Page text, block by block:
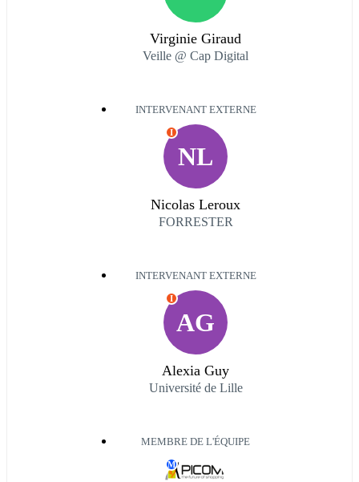
Virginie Giraud
Veille @ Cap Digital
INTERVENANT EXTERNE
NL
I
Nicolas Leroux
FORRESTER
INTERVENANT EXTERNE
AG
I
Alexia Guy
Université de Lille
MEMBRE DE L'ÉQUIPE
M